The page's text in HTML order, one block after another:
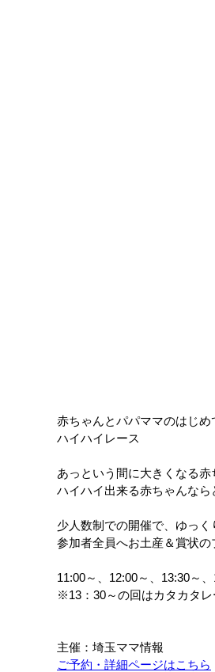
赤ちゃんとパパママのはじめ
ハイハイレース
あっという間に大きくなる
ハイハイ出来る赤ちゃんな
少人数制での開催で、ゆっく
参加者全員へお土産＆賞状の
11:00～、12:00～、13:30～、
※13：30～の回はカタカタレ
主催：埼玉ママ情報
ご予約・詳細ページはこちら